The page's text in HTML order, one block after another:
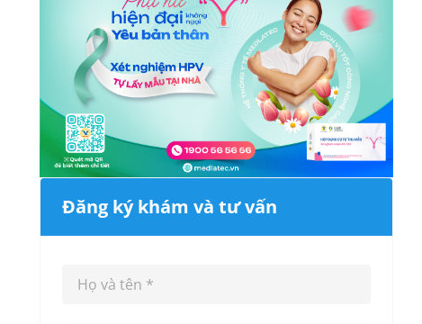
Đăng ký khám và tư vấn